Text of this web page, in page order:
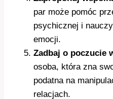
par może pomóc
psychicznej i
emocji.
Zadbaj o poczucie
osoba, która zna
podatna na
relacjach.